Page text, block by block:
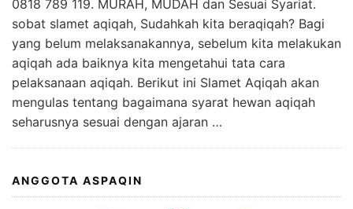
0818 789 119. MURAH, MUDAH dan Sesuai Syariat.
sobat slamet aqiqah, Sudahkah kita beraqiqah? Bagi
yang belum melaksanakannya, sebelum kita melakukan
aqiqah ada baiknya kita mengetahui tata cara
pelaksanaan aqiqah. Berikut ini Slamet Aqiqah akan
mengulas tentang bagaimana syarat hewan aqiqah
seharusnya sesuai dengan ajaran …
ANGGOTA ASPAQIN